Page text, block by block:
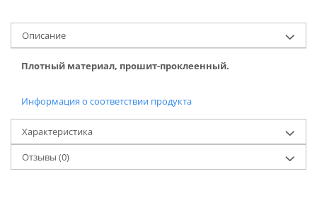
Дипы, ароматизаторы, добавки
Ящики, Чехлы, Сумки
Сумки
Чехлы
Поводочницы
Прочее
Рюкзак
Oписание
Плотный материал, прошит-проклеенный.
Информация о соответствии продукта
Характеристика
Отзывы (0)